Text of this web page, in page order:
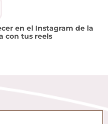
en el Instagram de la
con tus reels